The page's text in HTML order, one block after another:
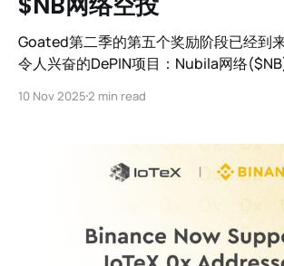
Goated第二季的第五个奖励阶段已经到
令人兴奋的DePIN项目：Nubila网络
10 Nov 2025 2 min read